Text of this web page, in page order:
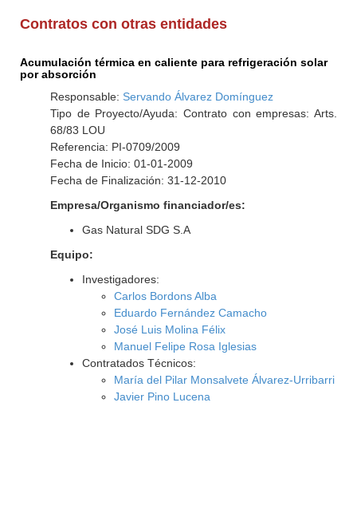
Contratos con otras entidades
Acumulación térmica en caliente para refrigeración solar
por absorción
Responsable: Servando Álvarez Domínguez
Tipo de Proyecto/Ayuda: Contrato con empresas: Arts.
68/83 LOU
Referencia: PI-0709/2009
Fecha de Inicio: 01-01-2009
Fecha de Finalización: 31-12-2010
Empresa/Organismo financiador/es:
Gas Natural SDG S.A
Equipo:
Investigadores:
Carlos Bordons Alba
Eduardo Fernández Camacho
José Luis Molina Félix
Manuel Felipe Rosa Iglesias
Contratados Técnicos:
María del Pilar Monsalvete Álvarez-Urribarri
Javier Pino Lucena